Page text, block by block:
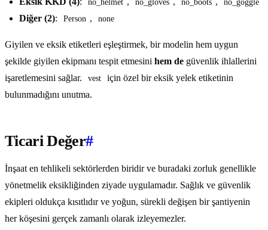
no_helmet no_gloves no_boots no_goggle
Diğer (2): Person , none
Giyilen ve eksik etiketleri eşleştirmek, bir modelin hem uygun
şekilde giyilen ekipmanı tespit etmesini hem de güvenlik ihlallerini
işaretlemesini sağlar.
vest
için özel bir eksik yelek etiketinin
bulunmadığını unutma.
Ticari Değer#
İnşaat en tehlikeli sektörlerden biridir ve buradaki zorluk genellikle
yönetmelik eksikliğinden ziyade uygulamadır. Sağlık ve güvenlik
ekipleri oldukça kısıtlıdır ve yoğun, sürekli değişen bir şantiyenin
her köşesini gerçek zamanlı olarak izleyemezler.